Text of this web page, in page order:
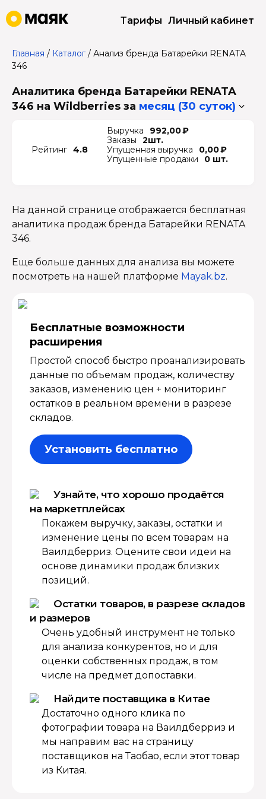
Тарифы Личный кабинет
Главная / Каталог/ Анализ бренда Батарейки RENATA
346
Аналитика бренда Батарейки RENATA
346 на Wildberries за месяц (30 суток)
Рейтинг 4.8
Выручка
992,00 ₽
Заказы
2шт.
Упущенная выручка
0,00 ₽
Упущенные продажи
0 шт.
На данной странице отображается бесплатная
аналитика продаж бренда Батарейки RENATA
346.
Еще больше данных для анализа вы можете
посмотреть на нашей платформе Mayak.bz.
Бесплатные возмож­ности
расширения
Простой способ быстро проанализировать
данные по объемам продаж, количеству
заказов, изменению цен + мониторинг
остатков в реальном времени в разрезе
складов.
Установить бесплатно
Узнайте, что хорошо продаётся
на маркетплейсах
Покажем выручку, заказы, остатки и
изменение цены по всем товарам на
Ваилдберриз. Оцените свои идеи на
основе динамики продаж близких
позиций.
Остатки товаров, в разрезе складов
и размеров
Очень удобный инструмент не только
для анализа конкурентов, но и для
оценки собственных продаж, в том
числе на предмет допоставки.
Найдите поставщика в Китае
Достаточно одного клика по
фотографии товара на Ваилдберриз и
мы направим вас на страницу
поставщиков на Таобао, если этот товар
из Китая.